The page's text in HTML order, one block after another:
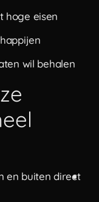
hoge eisen
wil behalen
en buiten direct